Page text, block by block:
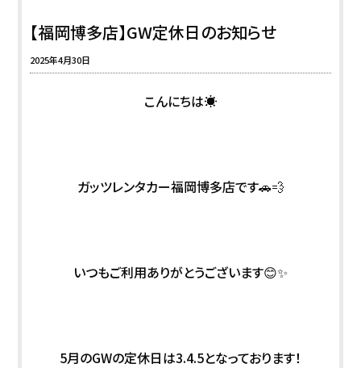
【福岡博多店】GW定休日のお知らせ
2025年4月30日
こんにちは☀️
ガッツレンタカー福岡博多店です🚗💨
いつもご利用ありがとうございます😊✨
5月のGWの定休日は3.4.5となっております！